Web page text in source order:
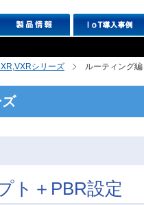
シリーズ ルーティング編
ト＋PBR設定